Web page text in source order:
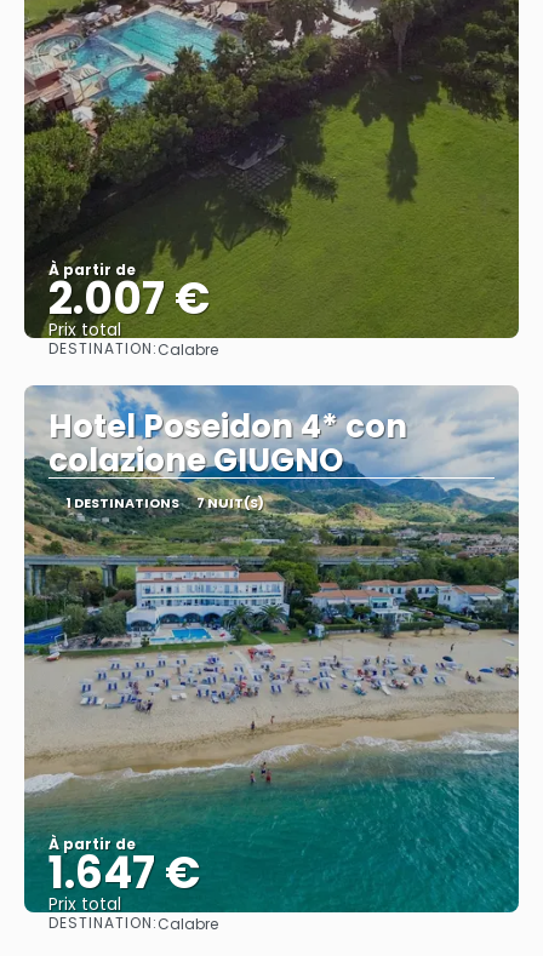
À partir de
2.007 €
Prix ​​total
DESTINATION:Calabre
Hotel Poseidon 4* con
colazione GIUGNO
1 DESTINATIONS 7 NUIT(S)
À partir de
1.647 €
Prix ​​total
DESTINATION:Calabre